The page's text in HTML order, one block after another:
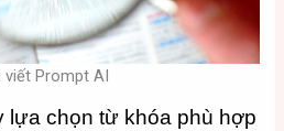
viết Prompt AI
lựa chọn từ khóa phù hợp